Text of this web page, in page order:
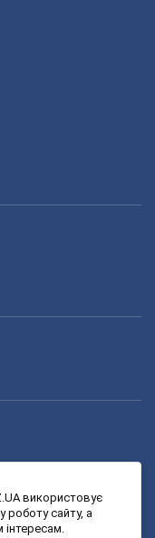
використовує
роботу сайту, а